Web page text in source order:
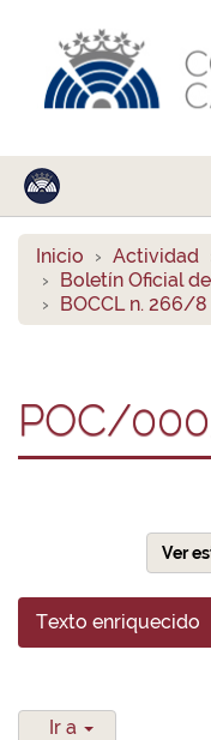
Inicio Actividad
Boletín Oficial
BOCCL n. 266/8
POC/
Ver
Texto enriquecido
Ir a